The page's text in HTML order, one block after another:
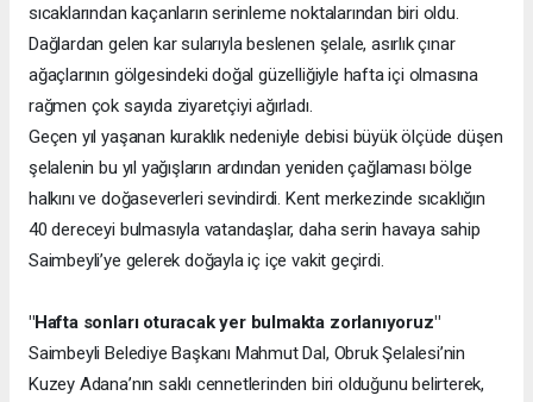
sıcaklarından kaçanların serinleme noktalarından biri oldu.
Dağlardan gelen kar sularıyla beslenen şelale, asırlık çınar
ağaçlarının gölgesindeki doğal güzelliğiyle hafta içi olmasına
rağmen çok sayıda ziyaretçiyi ağırladı.
Geçen yıl yaşanan kuraklık nedeniyle debisi büyük ölçüde düşen
şelalenin bu yıl yağışların ardından yeniden çağlaması bölge
halkını ve doğaseverleri sevindirdi. Kent merkezinde sıcaklığın
40 dereceyi bulmasıyla vatandaşlar, daha serin havaya sahip
Saimbeyli’ye gelerek doğayla iç içe vakit geçirdi.
"Hafta sonları oturacak yer bulmakta zorlanıyoruz"
Saimbeyli Belediye Başkanı Mahmut Dal, Obruk Şelalesi’nin
Kuzey Adana’nın saklı cennetlerinden biri olduğunu belirterek,